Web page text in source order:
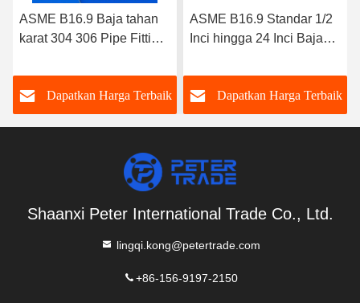
ASME B16.9 Baja tahan
karat 304 306 Pipe Fitting
Siku Kembali OEM OBM
Dapatkan Harga Terbaik
ASME B16.9 Standar 1/2
Inci hingga 24 Inci Baja
derajat Radius Pendek
Siku SCH 40
Dapatkan Harga Terbaik
Shaanxi Peter International Trade Co., Ltd.
lingqi.kong@petertrade.com
+86-156-9197-2150